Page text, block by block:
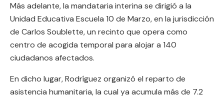
Más adelante, la mandataria interina se dirigió a la
Unidad Educativa Escuela 10 de Marzo, en la jurisdicción
de Carlos Soublette, un recinto que opera como
centro de acogida temporal para alojar a 140
ciudadanos afectados.
En dicho lugar, Rodríguez organizó el reparto de
asistencia humanitaria, la cual ya acumula más de 7.2